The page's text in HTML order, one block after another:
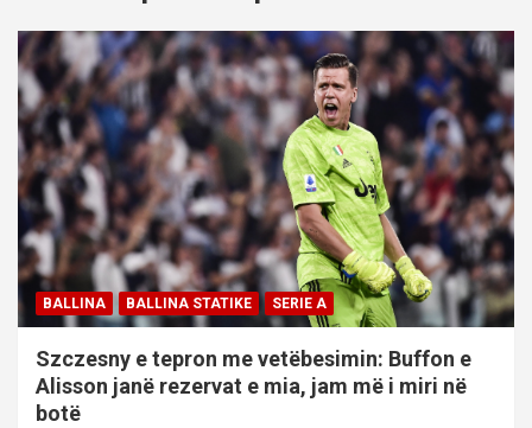
BALLINA BALLINA STATIKE SERIE A
Szczesny e tepron me vetëbesimin: Buffon e
Alisson janë rezervat e mia, jam më i miri në
botë